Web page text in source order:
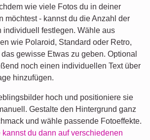
wie viele Fotos du in deiner
möchtest - kannst du die Anzahl der
individuell festlegen. Wähle aus
wie Polaroid, Standard oder Retro,
gewisse Etwas zu geben. Optional
noch einen individuellen Text über
hinzufügen.
hoch und positioniere sie
Gestalte den Hintergrund ganz
und wähle passende Fotoeffekte.
du dann auf verschiedenen